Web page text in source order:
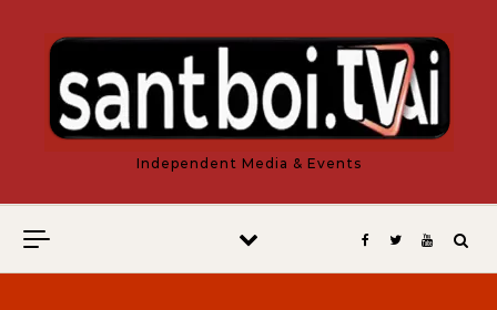
Independent Media & Events